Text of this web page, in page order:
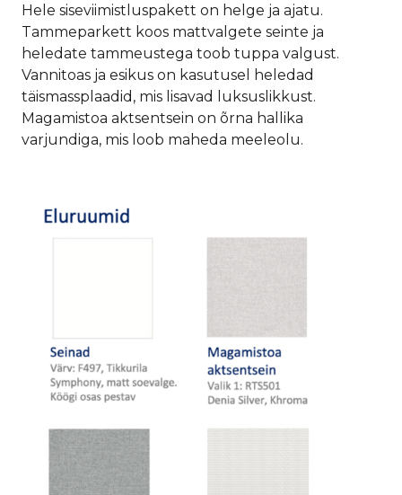
Hele siseviimistluspakett on helge ja ajatu.
Tammeparkett koos mattvalgete seinte ja
heledate tammeustega toob tuppa valgust.
Vannitoas ja esikus on kasutusel heledad
täismassplaadid, mis lisavad luksuslikkust.
Magamistoa aktsentsein on õrna hallika
varjundiga, mis loob maheda meeleolu.